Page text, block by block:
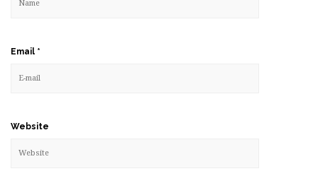
Email *
Website